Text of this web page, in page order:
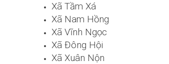
Xã Tầm Xá
Xã Nam Hồng
Xã Vĩnh Ngọc
Xã Đông Hội
Xã Xuân Nộn